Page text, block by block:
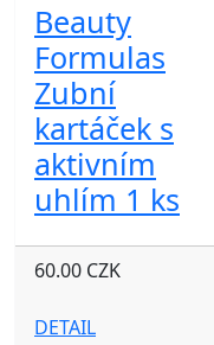
Beauty
Formulas
Zubní
kartáček s
aktivním
uhlím 1 ks
60.00 CZK
DETAIL